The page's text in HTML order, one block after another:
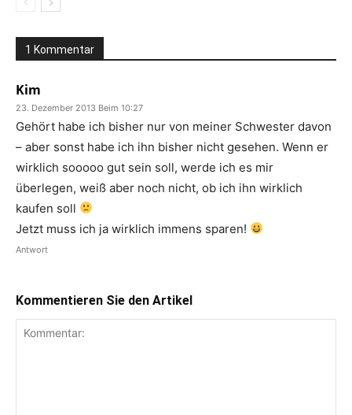
1 Kommentar
Kim
23. Dezember 2013 Beim 10:27
Gehört habe ich bisher nur von meiner Schwester davon
– aber sonst habe ich ihn bisher nicht gesehen. Wenn er
wirklich sooooo gut sein soll, werde ich es mir
überlegen, weiß aber noch nicht, ob ich ihn wirklich
kaufen soll
Jetzt muss ich ja wirklich immens sparen!
Antwort
Kommentieren Sie den Artikel